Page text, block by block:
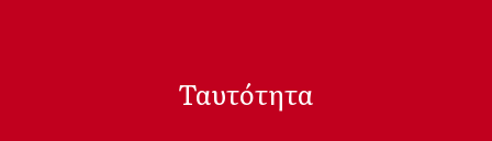
Ταυτότητα